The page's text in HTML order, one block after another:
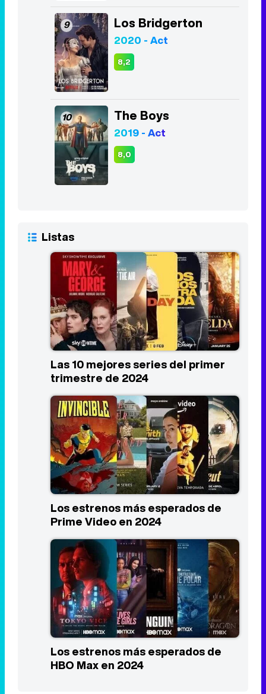
10 The Boys
2019 - Act
8,0
Listas
Las 10 mejores series del primer
trimestre de 2024
Los estrenos más esperados de
Prime Video en 2024
Los estrenos más esperados de
HBO Max en 2024